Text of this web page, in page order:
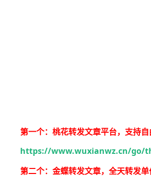
第一个：桃花转发文章平台，支持自
https://www.wuxianwz.cn/go/
第二个：金蝶转发文章，全天转发